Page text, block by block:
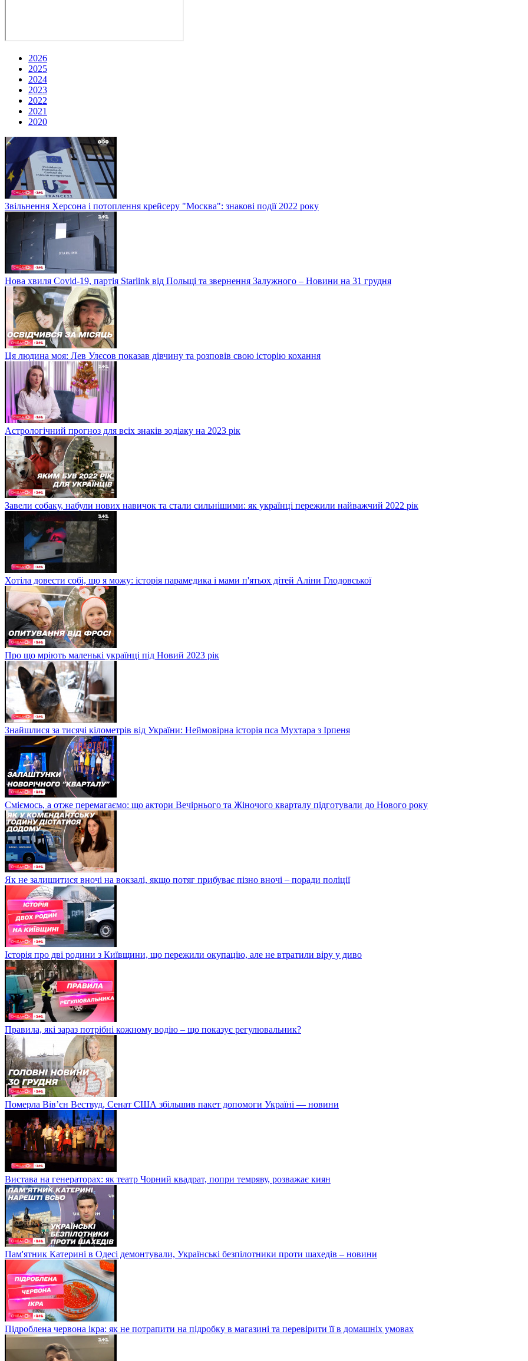
2026
2025
2024
2023
2022
2021
2020
Звільнення Херсона і потоплення крейсеру "Москва": знакові події 2022 року
Нова хвиля Covid-19, партія Starlink від Польщі та звернення Залужного – Новини на 31 грудня
Ця людина моя: Лев Улєсов показав дівчину та розповів свою історію кохання
Астрологічний прогноз для всіх знаків зодіаку на 2023 рік
Завели собаку, набули нових навичок та стали сильнішими: як українці пережили найважчий 2022 рік
Хотіла довести собі, що я можу: історія парамедика і мами п'ятьох дітей Аліни Глодовської
Про що мріють маленькі українці під Новий 2023 рік
Знайшлися за тисячі кілометрів від України: Неймовірна історія пса Мухтара з Ірпеня
Сміємось, а отже перемагаємо: що актори Вечірнього та Жіночого кварталу підготували до Нового року
Як не залишитися вночі на вокзалі, якщо потяг прибуває пізно вночі – поради поліції
Історія про дві родини з Київщини, що пережили окупацію, але не втратили віру у диво
Правила, які зараз потрібні кожному водію – що показує регулювальник?
Померла Вівʼєн Вествуд, Сенат США збільшив пакет допомоги Україні — новини
Вистава на генераторах: як театр Чорний квадрат, попри темряву, розважає киян
Пам'ятник Катерині в Одесі демонтували, Українські безпілотники проти шахедів – новини
Підроблена червона ікра: як не потрапити на підробку в магазині та перевірити її в домашніх умовах